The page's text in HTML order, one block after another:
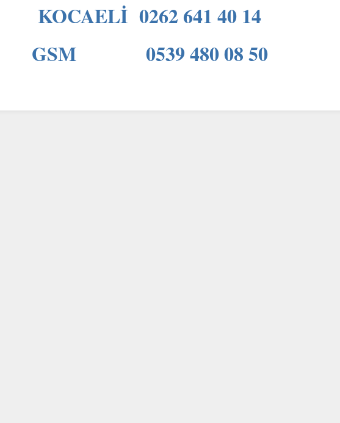
KOCAELİ 0262 641 40 14
GSM 0539 480 08 50